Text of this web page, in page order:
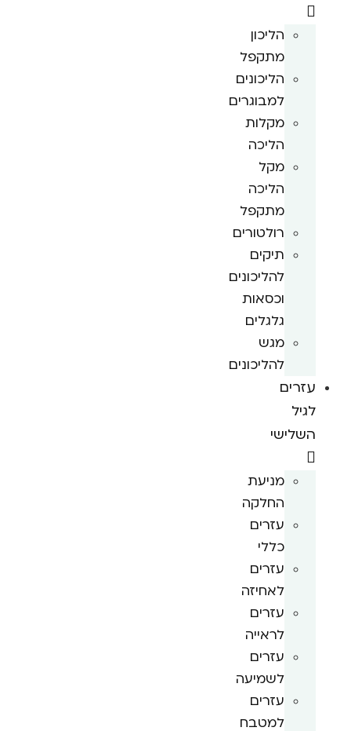
הליכון
מתקפל
הליכונים
למבוגרים
מקלות
הליכה
מקל
הליכה
מתקפל
רולטורים
תיקים
להליכונים
וכסאות
גלגלים
מגש
להליכונים
עזרים
לגיל
השלישי
מניעת
החלקה
עזרים
כללי
עזרים
לאחיזה
עזרים
לראייה
עזרים
לשמיעה
עזרים
למטבח